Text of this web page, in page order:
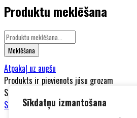
Sīkdatņu izmantošana
Produktu meklēšana
Atpakaļ uz augšu
Produkts ir pievienots jūsu grozam
Salīdzini
SalīdziniNoņemt visus produktus